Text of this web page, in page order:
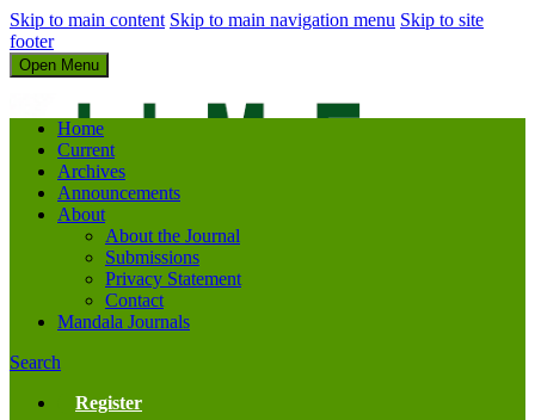
Skip to main content Skip to main navigation menu Skip to site
footer
Open Menu
Home
Current
Archives
Announcements
About
About the Journal
Submissions
Privacy Statement
Contact
Mandala Journals
Search
Register